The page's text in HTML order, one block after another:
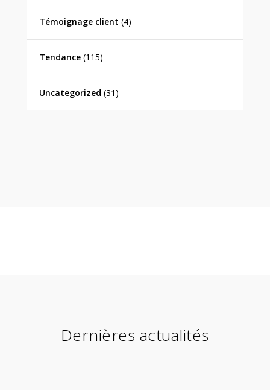
Témoignage client (4)
Tendance(115)
Uncategorized (31)
Dernières actualités